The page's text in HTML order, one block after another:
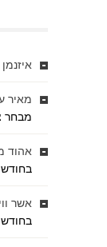
מאיר
מבחר
אהוד
אשר